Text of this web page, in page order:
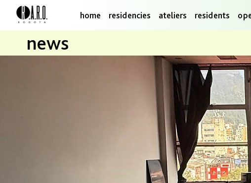
home residencies ateliers residents
news